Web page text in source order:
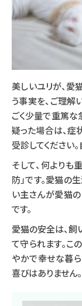
美しいユリが、愛
う事実を、ご理解
ごく少量で重篤な
疑った場合は、症
受診してください
そして、何よりも
防」です。愛猫の
い主さんが愛猫
です。
愛猫の安全は、飼
て守られます。こ
やかで幸せな暮
喜びはありません。